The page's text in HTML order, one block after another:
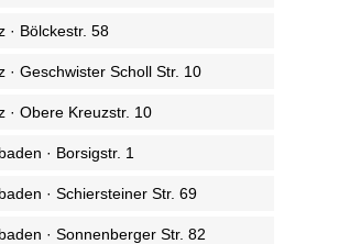
· Bölckestr. 58
· Geschwister Scholl Str. 10
· Obere Kreuzstr. 10
· Borsigstr. 1
· Schiersteiner Str. 69
· Sonnenberger Str. 82